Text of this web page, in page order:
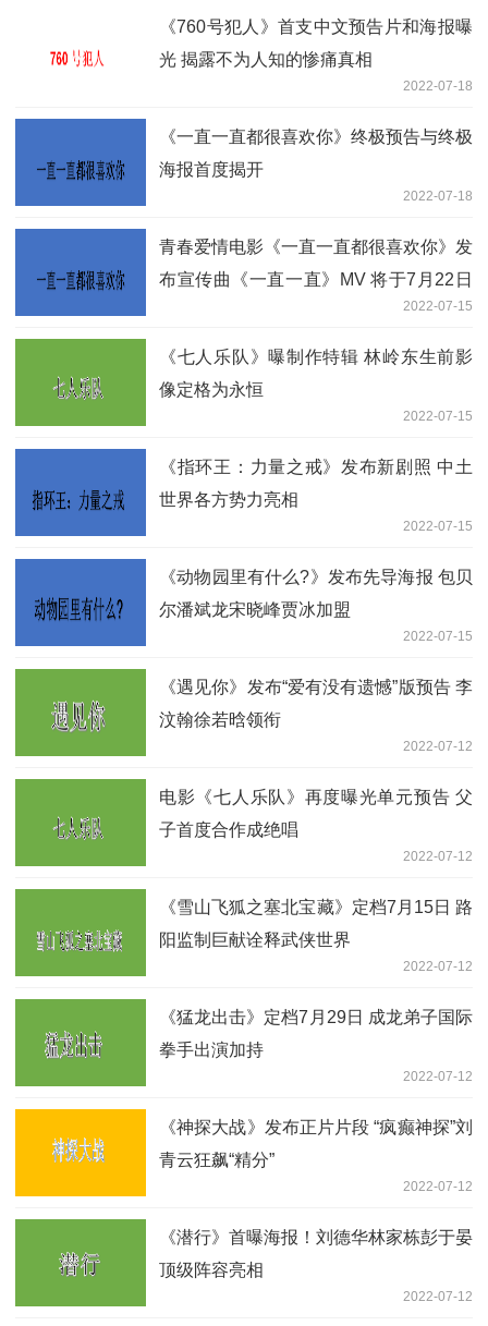
《760号犯人》首支中文预告片和海报曝
光 揭露不为人知的惨痛真相
2022-07-18
《一直一直都很喜欢你》终极预告与终极
海报首度揭开
2022-07-18
青春爱情电影《一直一直都很喜欢你》发
布宣传曲《一直一直》MV 将于7月22日
2022-07-15
《七人乐队》曝制作特辑 林岭东生前影
像定格为永恒
2022-07-15
《指环王：力量之戒》发布新剧照 中土
世界各方势力亮相
2022-07-15
《动物园里有什么?》发布先导海报 包贝
尔潘斌龙宋晓峰贾冰加盟
2022-07-15
《遇见你》发布“爱有没有遗憾”版预告 李
汶翰徐若晗领衔
2022-07-12
电影《七人乐队》再度曝光单元预告 父
子首度合作成绝唱
2022-07-12
《雪山飞狐之塞北宝藏》定档7月15日 路
阳监制巨献诠释武侠世界
2022-07-12
《猛龙出击》定档7月29日 成龙弟子国际
拳手出演加持
2022-07-12
《神探大战》发布正片片段 “疯癫神探”刘
青云狂飙“精分”
2022-07-12
《潜行》首曝海报！刘德华林家栋彭于晏
顶级阵容亮相
2022-07-12